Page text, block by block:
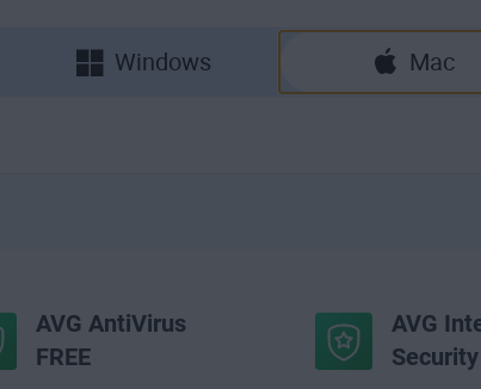
Windows Mac
AVG AntiVirus
FREE
AVG
Security